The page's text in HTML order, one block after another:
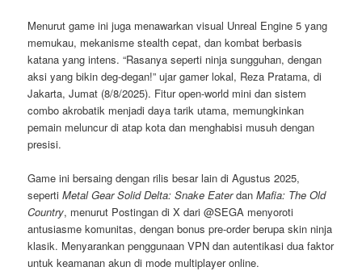
Menurut game ini juga menawarkan visual Unreal Engine 5 yang
memukau, mekanisme stealth cepat, dan kombat berbasis
katana yang intens. “Rasanya seperti ninja sungguhan, dengan
aksi yang bikin deg-degan!” ujar gamer lokal, Reza Pratama, di
Jakarta, Jumat (8/8/2025). Fitur open-world mini dan sistem
combo akrobatik menjadi daya tarik utama, memungkinkan
pemain meluncur di atap kota dan menghabisi musuh dengan
presisi.
Game ini bersaing dengan rilis besar lain di Agustus 2025,
sepertiMetal Gear Solid Delta: Snake EaterdanMafia: The Old
Country, menurut Postingan di X dari @SEGA menyoroti
antusiasme komunitas, dengan bonus pre-order berupa skin ninja
klasik. Menyarankan penggunaan VPN dan autentikasi dua faktor
untuk keamanan akun di mode multiplayer online.